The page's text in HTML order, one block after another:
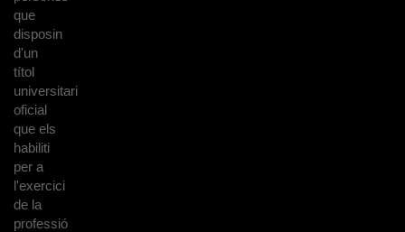
que
disposin
d'un
títol
universitari
oficial
que els
habiliti
per a
l'exercici
de la
professió